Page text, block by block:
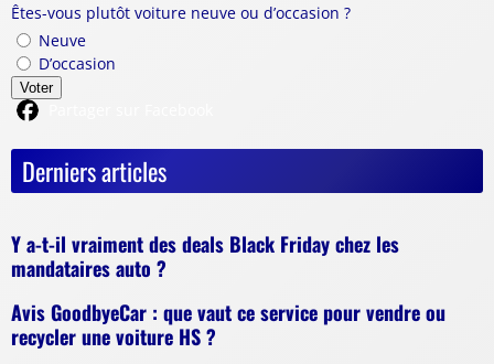
Êtes-vous plutôt voiture neuve ou d’occasion ?
Neuve
D’occasion
Voter
Derniers articles
Y a-t-il vraiment des deals Black Friday chez les
mandataires auto ?
Avis GoodbyeCar : que vaut ce service pour vendre ou
recycler une voiture HS ?